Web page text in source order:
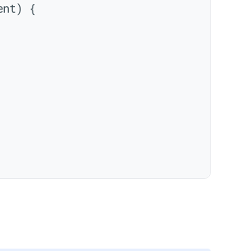
)
{